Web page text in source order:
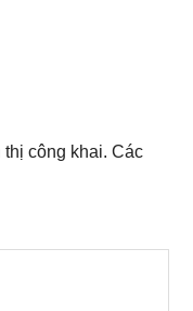
công khai. Các